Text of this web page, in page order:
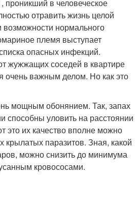
проникший в человеческое
отравить жизнь целой
нормального
племя выступает
опасных инфекций.
жужжащих соседей в квартире
очень важным делом. Но как это
мощным обонянием. Так, запах
способны уловить на расстоянии
это их качество вполне можно
крылатых паразитов. Зная, какой
можно снизить до минимума
кровососами.